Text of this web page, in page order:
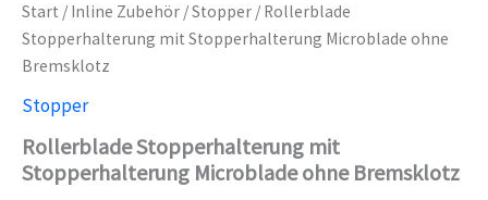
Start / Inline Zubehör /Stopper / Rollerblade
Stopperhalterung mit Stopperhalterung Microblade ohne
Bremsklotz
Stopper
Rollerblade Stopperhalterung mit
Stopperhalterung Microblade ohne Bremsklotz